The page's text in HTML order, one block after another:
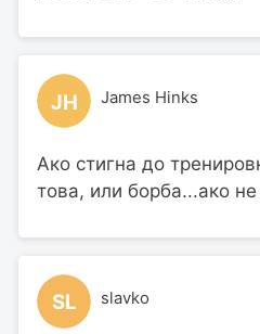
JH James Hinks
Ако стигна до
това, или борба...ако
SL slavko